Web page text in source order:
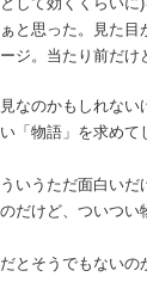
と思った。見た目
ジ。当たり前だけ
なのかもしれない
「物語」を求めて
いうただ面白いだ
だけど、ついつ
とそうでもないの